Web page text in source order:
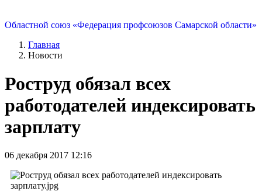
Областной союз «Федерация профсоюзов Самарской области»
Главная
Новости
Роструд обязал всех
работодателей индексировать
зарплату
06 декабря 2017 12:16